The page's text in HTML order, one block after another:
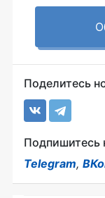
Поделитесь
Подпишитесь
Telegram,